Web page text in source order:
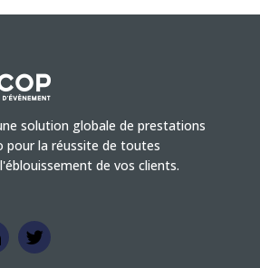
solution globale de prestations
pour la réussite de toutes
de vos clients.